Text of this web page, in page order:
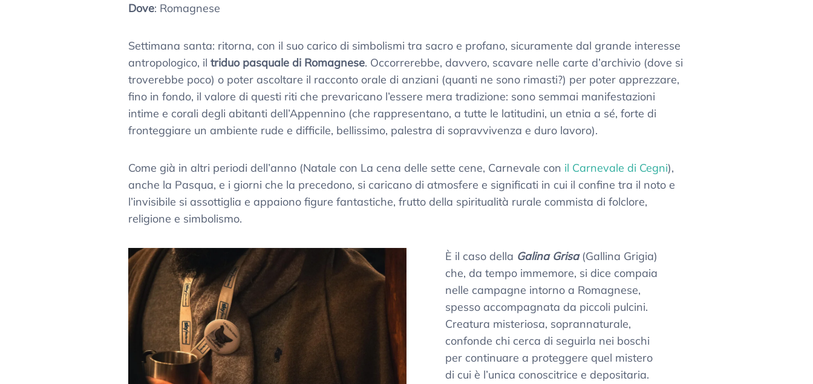
Dove: Romagnese
Settimana santa: ritorna, con il suo carico di simbolismi tra sacro e profano, sicuramente dal grande interesse
antropologico, il triduo pasquale di Romagnese. Occorrerebbe, davvero, scavare nelle carte d’archivio (dove si
troverebbe poco) o poter ascoltare il racconto orale di anziani (quanti ne sono rimasti?) per poter apprezzare,
fino in fondo, il valore di questi riti che prevaricano l’essere mera tradizione: sono semmai manifestazioni
intime e corali degli abitanti dell’Appennino (che rappresentano, a tutte le latitudini, un etnia a sé, forte di
fronteggiare un ambiente rude e difficile, bellissimo, palestra di sopravvivenza e duro lavoro).
Come già in altri periodi dell’anno (Natale con La cena delle sette cene, Carnevale con il Carnevale di Cegni),
anche la Pasqua, e i giorni che la precedono, si caricano di atmosfere e significati in cui il confine tra il noto e
l’invisibile si assottiglia e appaiono figure fantastiche, frutto della spiritualità rurale commista di folclore,
religione e simbolismo.
È il caso della Galina Grisa(Gallina Grigia)
che, da tempo immemore, si dice compaia
nelle campagne intorno a Romagnese,
spesso accompagnata da piccoli pulcini.
Creatura misteriosa, soprannaturale,
confonde chi cerca di seguirla nei boschi
per continuare a proteggere quel mistero
di cui è l’unica conoscitrice e depositaria.